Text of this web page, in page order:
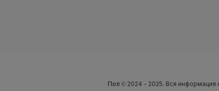
Пол © 2024 - 2025. Вся информация